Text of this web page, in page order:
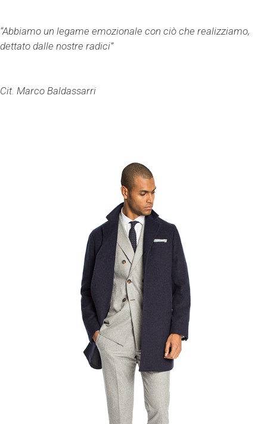
“Abbiamo un legame emozionale con ciò che realizziamo,
dettato dalle nostre radici”
Cit. Marco Baldassarri